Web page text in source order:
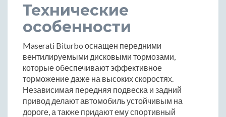
Технические
особенности
Maserati Biturbo оснащен передними
вентилируемыми дисковыми тормозами,
которые обеспечивают эффективное
торможение даже на высоких скоростях.
Независимая передняя подвеска и задний
привод делают автомобиль устойчивым на
дороге, а также придают ему спортивный